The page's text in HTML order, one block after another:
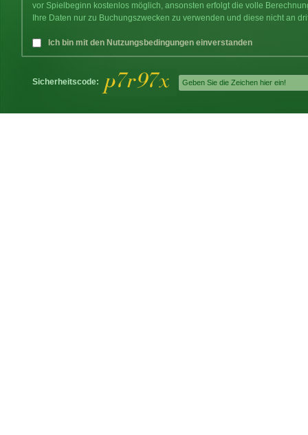
vor Spielbeginn kostenlos möglich, ansonsten erfolgt die volle
Ihre Daten nur zu Buchungszwecken zu verwenden und diese nicht an
Ich bin mit den Nutzungsbedingungen einverstanden
Sicherheitscode: